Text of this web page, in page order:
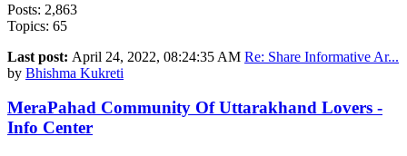
Posts: 2,863
Topics: 65
Last post: April 24, 2022, 08:24:35 AM Re: Share Informative Ar...
by Bhishma Kukreti
MeraPahad Community Of Uttarakhand Lovers -
Info Center